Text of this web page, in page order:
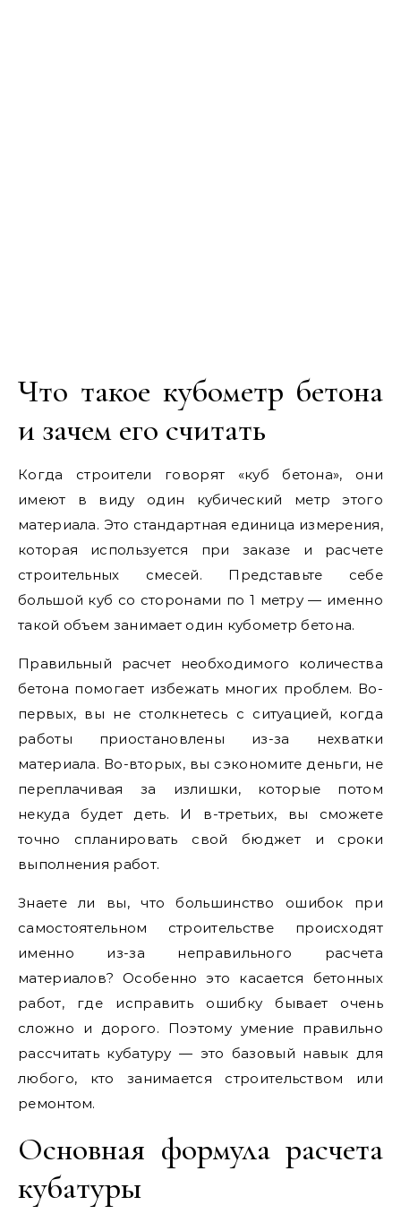
Что такое кубометр бетона
и зачем его считать
Когда строители говорят «куб бетона», они
имеют в виду один кубический метр этого
материала. Это стандартная единица измерения,
которая используется при заказе и расчете
строительных смесей. Представьте себе
большой куб со сторонами по 1 метру — именно
такой объем занимает один кубометр бетона.
Правильный расчет необходимого количества
бетона помогает избежать многих проблем. Во-
первых, вы не столкнетесь с ситуацией, когда
работы приостановлены из-за нехватки
материала. Во-вторых, вы сэкономите деньги, не
переплачивая за излишки, которые потом
некуда будет деть. И в-третьих, вы сможете
точно спланировать свой бюджет и сроки
выполнения работ.
Знаете ли вы, что большинство ошибок при
самостоятельном строительстве происходят
именно из-за неправильного расчета
материалов? Особенно это касается бетонных
работ, где исправить ошибку бывает очень
сложно и дорого. Поэтому умение правильно
рассчитать кубатуру — это базовый навык для
любого, кто занимается строительством или
ремонтом.
Основная формула расчета
кубатуры